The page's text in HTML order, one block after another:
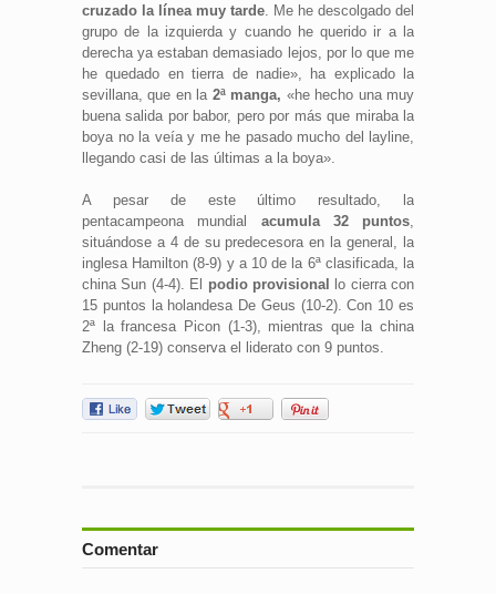
cruzado la línea muy tarde. Me he descolgado del
grupo de la izquierda y cuando he querido ir a la
derecha ya estaban demasiado lejos, por lo que me
he quedado en tierra de nadie», ha explicado la
sevillana, que en la 2ª manga, «he hecho una muy
buena salida por babor, pero por más que miraba la
boya no la veía y me he pasado mucho del layline,
llegando casi de las últimas a la boya».
A pesar de este último resultado, la
pentacampeona mundial acumula 32 puntos,
situándose a 4 de su predecesora en la general, la
inglesa Hamilton (8-9) y a 10 de la 6ª clasificada, la
china Sun (4-4). El podio provisional
lo cierra con
15 puntos la holandesa De Geus (10-2). Con 10 es
2ª la francesa Picon (1-3), mientras que la china
Zheng (2-19) conserva el liderato con 9 puntos.
Comentar